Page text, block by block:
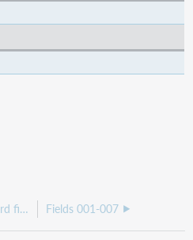
Bibliographic record fields and subfields Fields 001-007